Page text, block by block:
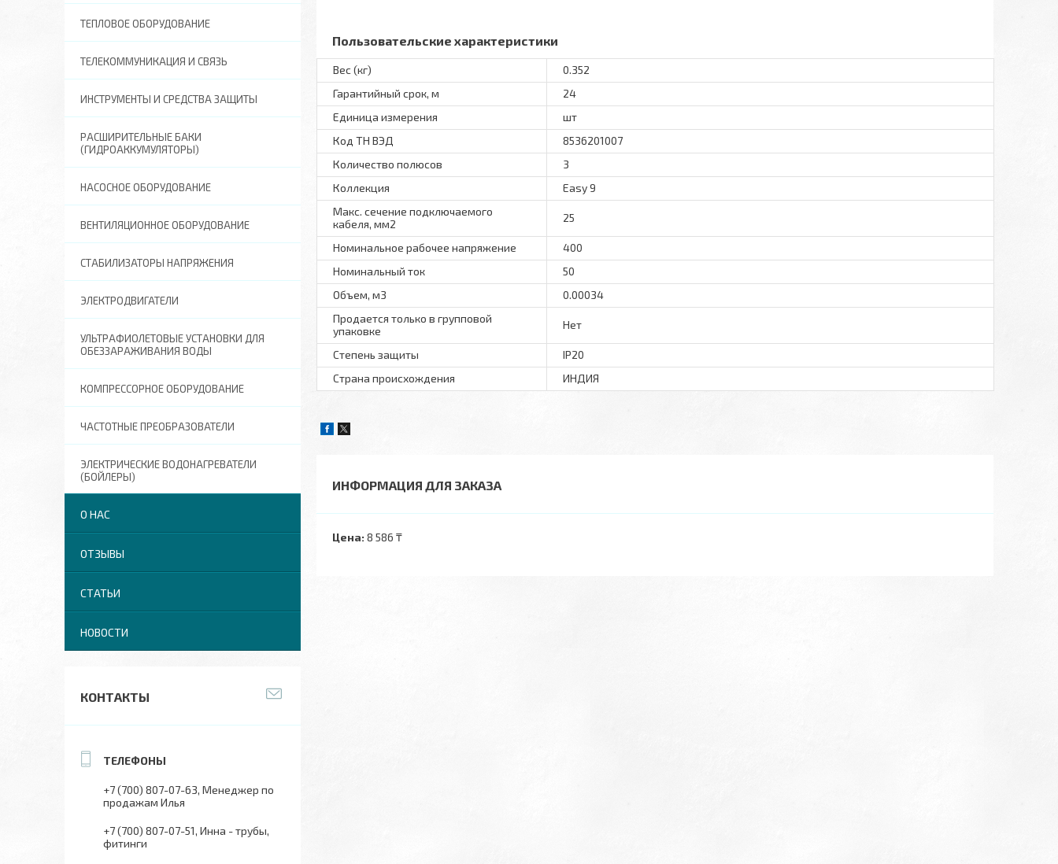
Пользовательские характеристики
Вес (кг)
0.352
Гарантийный срок, м
24
Единица измерения
шт
Код ТН ВЭД
8536201007
Количество полюсов
3
Коллекция
Easy 9
Макс. сечение подключаемого
кабеля, мм2
25
Номинальное рабочее напряжение
400
Номинальный ток
50
Объем, м3
0.00034
Продается только в групповой
упаковке
Нет
Степень защиты
IP20
Страна происхождения
ИНДИЯ
ИНФОРМАЦИЯ ДЛЯ ЗАКАЗА
Цена: 8 586 ₸
ТЕПЛОВОЕ ОБОРУДОВАНИЕ
ТЕЛЕКОММУНИКАЦИЯ И СВЯЗЬ
ИНСТРУМЕНТЫ И СРЕДСТВА ЗАЩИТЫ
РАСШИРИТЕЛЬНЫЕ БАКИ
(ГИДРОАККУМУЛЯТОРЫ)
НАСОСНОЕ ОБОРУДОВАНИЕ
ВЕНТИЛЯЦИОННОЕ ОБОРУДОВАНИЕ
СТАБИЛИЗАТОРЫ НАПРЯЖЕНИЯ
ЭЛЕКТРОДВИГАТЕЛИ
УЛЬТРАФИОЛЕТОВЫЕ УСТАНОВКИ ДЛЯ
ОБЕЗЗАРАЖИВАНИЯ ВОДЫ
КОМПРЕССОРНОЕ ОБОРУДОВАНИЕ
ЧАСТОТНЫЕ ПРЕОБРАЗОВАТЕЛИ
ЭЛЕКТРИЧЕСКИЕ ВОДОНАГРЕВАТЕЛИ
(БОЙЛЕРЫ)
О НАС
ОТЗЫВЫ
СТАТЬИ
НОВОСТИ
КОНТАКТЫ
+7 (700) 807-07-63 Менеджер по
продажам Илья
+7 (700) 807-07-51 Инна - трубы,
фитинги